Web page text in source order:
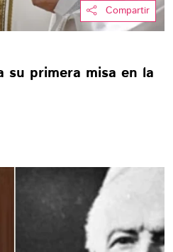
Compartir
su primera misa en la